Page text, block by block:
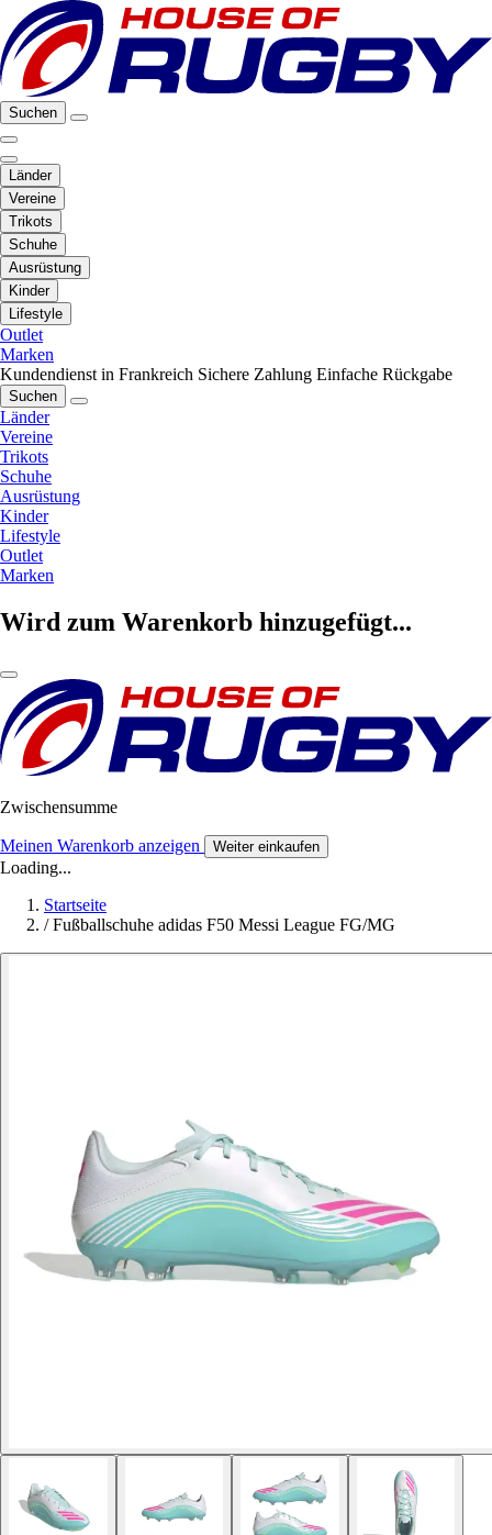
Suchen
Länder
Vereine
Trikots
Schuhe
Ausrüstung
Kinder
Lifestyle
Outlet
Marken
Kundendienst in Frankreich Sichere Zahlung Einfache Rückgabe
Suchen
Länder
Vereine
Trikots
Schuhe
Ausrüstung
Kinder
Lifestyle
Outlet
Marken
Wird zum Warenkorb hinzugefügt...
Zwischensumme
Meinen Warenkorb anzeigen Weiter einkaufen
Loading...
Startseite
/ Fußballschuhe adidas F50 Messi League FG/MG